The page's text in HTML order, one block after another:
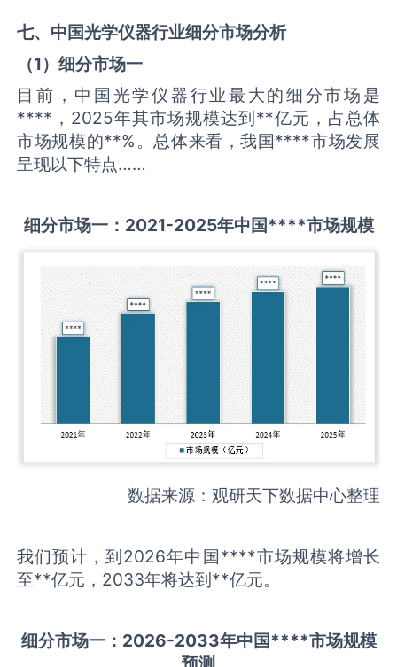
七、中国光学仪器行业细分市场分析
（1）细分市场一
目前，中国光学仪器行业最大的细分市场是
****，2025年其市场规模达到**亿元，占总体
市场规模的**%。总体来看，我国****市场发展
呈现以下特点……
细分市场一： 2021-2025年中国****市场规模
数据来源：观研天下数据中心整理
我们预计，到2026年中国****市场规模将增长
至**亿元，2033年将达到**亿元。
细分市场一： 2026-2033年中国****市场规模